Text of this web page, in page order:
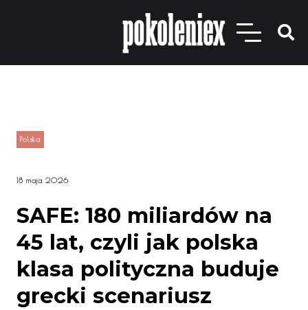
Polska
18 maja 2026
SAFE: 180 miliardów na
45 lat, czyli jak polska
klasa polityczna buduje
grecki scenariusz